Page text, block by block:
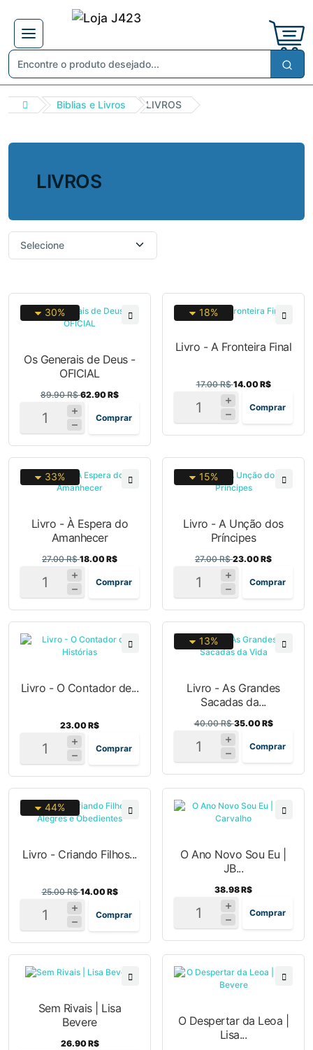
Biblias e Livros LIVROS
LIVROS
30%
Os Generais de Deus -
OFICIAL
89.90 R$62.90 R$
Comprar
18%
Livro - A Fronteira Final
17.00 R$14.00 R$
Comprar
33%
Livro - À Espera do
Amanhecer
27.00 R$18.00 R$
Comprar
15%
Livro - A Unção dos
Príncipes
27.00 R$23.00 R$
Comprar
Livro - O Contador de...
23.00 R$
Comprar
13%
Livro - As Grandes
Sacadas da...
40.00 R$35.00 R$
Comprar
44%
Livro - Criando Filhos...
25.00 R$14.00 R$
Comprar
O Ano Novo Sou Eu |
JB...
38.98 R$
Comprar
Sem Rivais | Lisa
Bevere
26.90 R$
O Despertar da Leoa |
Lisa...